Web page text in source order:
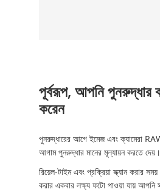
পূর্বরূপ, আপনি পুনরুদ্ধার
করেন
পুনরুদ্ধারের আগে ইমেজ এবং ক্যামেরা
আগাম পুনরুদ্ধার মানের মূল্যায়ন করতে দেয়।
রিয়েল-টাইম এবং প্রক্রিয়া স্ক্যান করার
করার একবার লক্ষ্য ফটো পাওয়া যায় আপনি